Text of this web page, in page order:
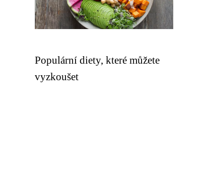
Populární diety, které můžete
vyzkoušet